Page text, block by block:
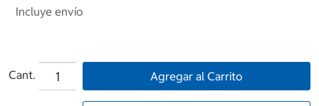
Incluye envío
Cant. Agregar al Carrito